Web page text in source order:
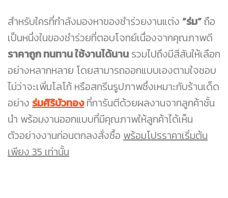
สำหรับใครที่กำลังมองหาของชำร่วยงานแต่ง “ร่ม”ถือ
เป็นหนึ่งในของชำร่วยที่ตอบโจทย์เนื่องจากคุณภาพดี
ราคาถูก ทนทาน ใช้งานได้นาน รวมไปถึงมีสีสันให้เลือก
อย่างหลากหลาย โดยสามารถออกแบบเองตามใจชอบ
ไม่ว่าจะเพิ่มโลโก้ หรือสกรีนรูปภาพซึ่งเหมาะกับร้านเด็ด
อย่าง ร่มศิริบัวทองที่การันตีด้วยผลงานจากลูกค้าชั้น
นำ พร้อมงานออกแบบที่มีคุณภาพให้ลูกค้าได้เห็น
ตัวอย่างงานก่อนตกลงสั่งซื้อ พร้อมโปรราคาเริ่มต้น
เพียง 35 เท่านั้น